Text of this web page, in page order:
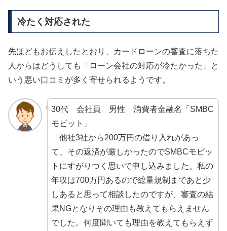
冷たく対応された
先ほどもお伝えしたとおり、カードローンの審査に落ちた
人からはどうしても「ローン会社の対応が冷たかった」と
いう悪い口コミが多く寄せられるようです。
30代 会社員 男性 消費者金融名「SMBC
モビット」
「他社3社から200万円の借り入れがあっ
て、その返済が厳しかったのでSMBCモビッ
トにすがりつく思いで申し込みました。私の
年収は700万円あるので総量規制まであと少
しあると思って相談したのですが、審査の結
果NGとなりその理由も教えてもらえません
でした。何度聞いても理由を教えてもらえず